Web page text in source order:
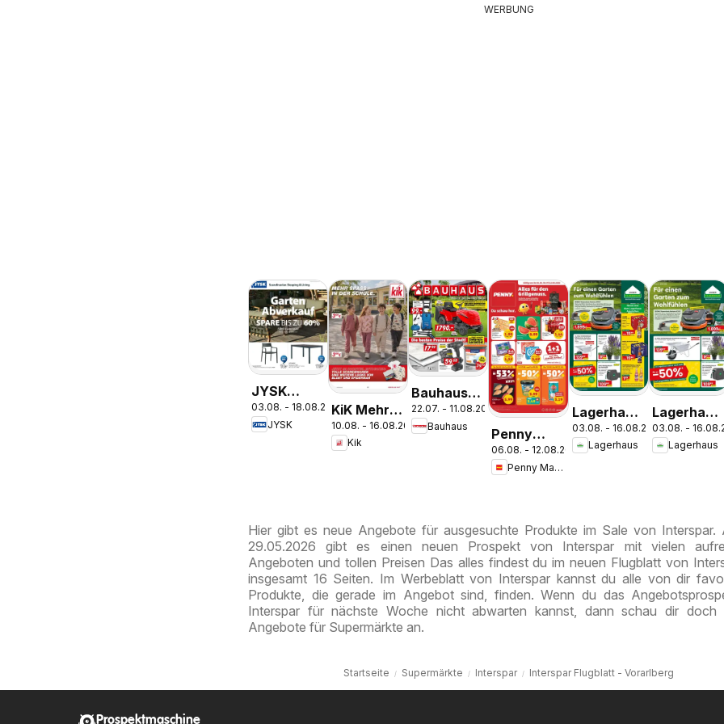
WERBUNG
JYSK
Garten
Abverkauf
03.08. - 18.08.2026
JYSK
KiK Mehr
Spaß in der
Schule
10.08. - 16.08.2026
Kik
Bauhaus
Pasching,
Wels,
22.07. - 11.08.2026
Bauhaus
Penny
Markt Die
ganze
06.08. - 12.08.2026
Penny Markt
Lagerhaus
Wochen
Angebote
03.08. - 16.08.2026
Lagerhaus
Lagerhaus
Wochen
Angebote
03.08. -
Lagerhaus
Hier gibt es neue Angebote für ausgesuchte Produkte im Sale von Interspar.
29.05.2026 gibt es einen neuen Prospekt von Interspar mit vielen
Angeboten und tollen Preisen Das alles findest du im neuen Flugblatt von
insgesamt 16 Seiten. Im Werbeblatt von Interspar kannst du alle von dir
Produkte, die gerade im Angebot sind, finden. Wenn du das
Interspar für nächste Woche nicht abwarten kannst, dann schau dir doch
Angebote für Supermärkte an.
Startseite Supermärkte Interspar Interspar Flugblatt - Vorarlberg
Prospektmaschine